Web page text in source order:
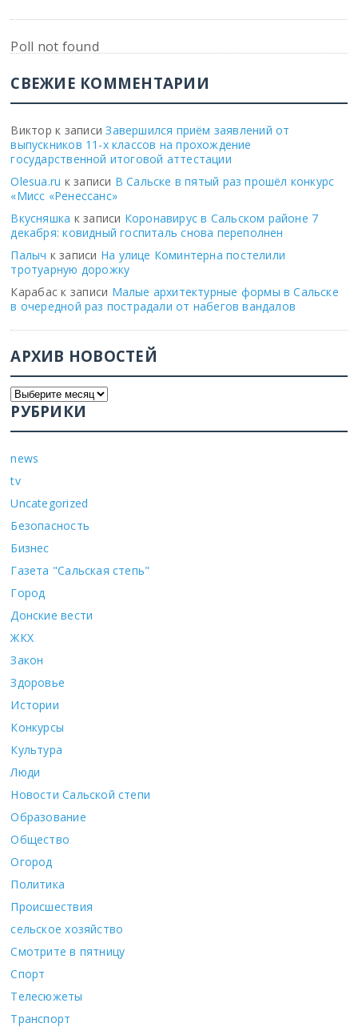
Poll not found
СВЕЖИЕ КОММЕНТАРИИ
Виктор к записиЗавершился приём заявлений от
выпускников 11-х классов на прохождение
государственной итоговой аттестации
Olesua.ru к записи В Сальске в пятый раз прошёл конкурс
«Мисс «Ренессанс»
Вкусняшка к записи Коронавирус в Сальском районе 7
декабря: ковидный госпиталь снова переполнен
Палыч к записи На улице Коминтерна постелили
тротуарную дорожку
Карабас к записи Малые архитектурные формы в Сальске
в очередной раз пострадали от набегов вандалов
АРХИВ НОВОСТЕЙ
РУБРИКИ
news
tv
Uncategorized
Безопасность
Бизнес
Газета "Сальская степь"
Город
Донские вести
ЖКХ
Закон
Здоровье
Истории
Конкурсы
Культура
Люди
Новости Сальской степи
Образование
Общество
Огород
Политика
Происшествия
сельское хозяйство
Смотрите в пятницу
Спорт
Телесюжеты
Транспорт